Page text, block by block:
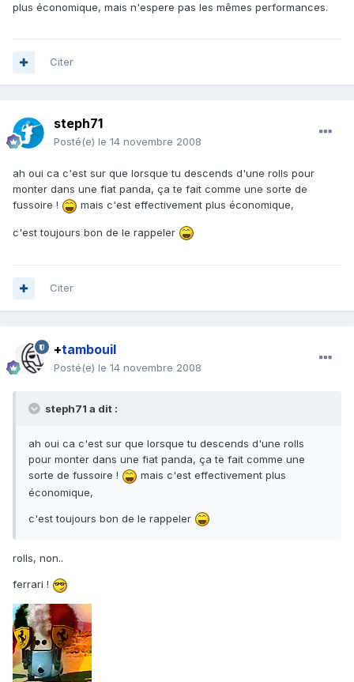
plus économique, mais n'espere pas les mêmes performances.
Citer
steph71
Posté(e) le 14 novembre 2008
ah oui ca c'est sur que lorsque tu descends d'une rolls pour
monter dans une fiat panda, ça te fait comme une sorte de
fussoire !
mais c'est effectivement plus économique,
c'est toujours bon de le rappeler
Citer
+tambouil
Posté(e) le 14 novembre 2008
steph71 a dit :
ah oui ca c'est sur que lorsque tu descends d'une rolls
pour monter dans une fiat panda, ça te fait comme une
sorte de fussoire !
mais c'est effectivement plus
économique,
c'est toujours bon de le rappeler
rolls, non..
ferrari !